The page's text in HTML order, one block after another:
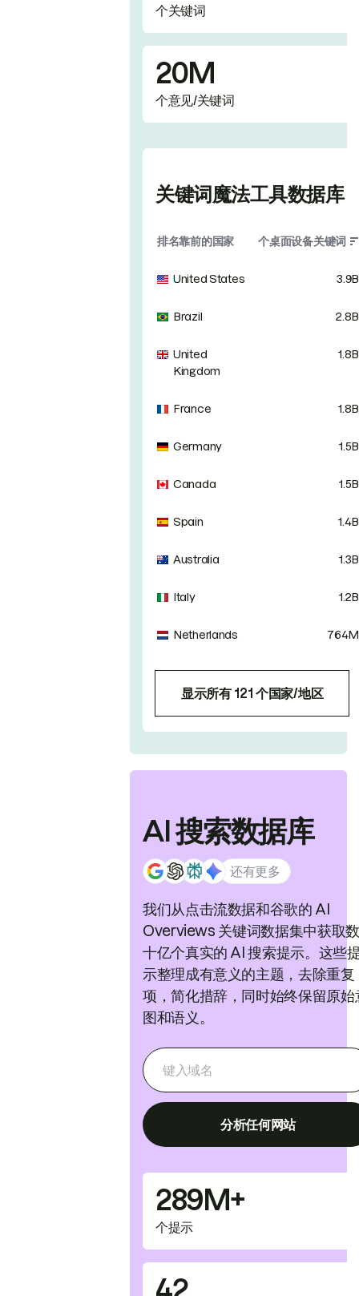
个关键词
20M
个意见/关键词
​​关键词魔法工具​​数据库
排名靠前的国家 个桌面设备关键词
United States 3.9B
Brazil 2.8B
United
Kingdom
1.8B
France 1.8B
Germany 1.5B
Canada 1.5B
Spain 1.4B
Australia 1.3B
Italy 1.2B
Netherlands 764M
显示所有 121 个国家/地区
AI 搜索数据库
还有更多
我们从点击流数据和谷歌的 AI
Overviews 关键词数据集中获取数
十亿个真实的 AI 搜索提示。这些
示整理成有意义的主题，去除重复
项，简化措辞，同时始终保留原始
图和语义。
分析任何网站
289M+
个提示
42